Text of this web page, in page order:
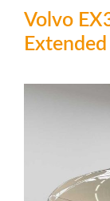
Volvo